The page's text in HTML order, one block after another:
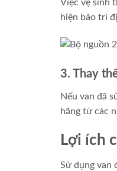
Việc vệ sinh
hiện bảo trì
3. Thay
Nếu van đã
hãng từ các
Lợi ích
Sử dụng van